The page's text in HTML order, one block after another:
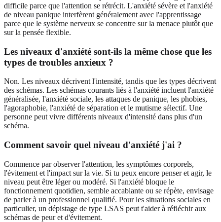
difficile parce que l'attention se rétrécit. L'anxiété sévère et l'anxiété
de niveau panique interfèrent généralement avec l'apprentissage
parce que le système nerveux se concentre sur la menace plutôt que
sur la pensée flexible.
Les niveaux d'anxiété sont-ils la même chose que les
types de troubles anxieux ?
Non. Les niveaux décrivent l'intensité, tandis que les types décrivent
des schémas. Les schémas courants liés à l'anxiété incluent l'anxiété
généralisée, l'anxiété sociale, les attaques de panique, les phobies,
l'agoraphobie, l'anxiété de séparation et le mutisme sélectif. Une
personne peut vivre différents niveaux d'intensité dans plus d'un
schéma.
Comment savoir quel niveau d'anxiété j'ai ?
Commence par observer l'attention, les symptômes corporels,
l'évitement et l'impact sur la vie. Si tu peux encore penser et agir, le
niveau peut être léger ou modéré. Si l'anxiété bloque le
fonctionnement quotidien, semble accablante ou se répète, envisage
de parler à un professionnel qualifié. Pour les situations sociales en
particulier, un dépistage de type LSAS peut t'aider à réfléchir aux
schémas de peur et d'évitement.